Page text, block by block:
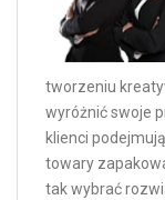
tworzeniu
wyróżnić swoje
klienci
towary
tak wybrać